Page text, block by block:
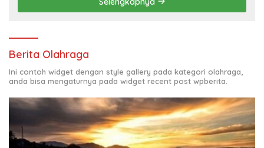
Berita Olahraga
Ini contoh widget dengan style gallery pada kategori olahraga,
anda bisa mengaturnya pada widget recent post wpberita.